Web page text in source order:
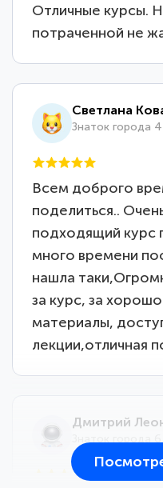
Отличные курсы.
потраченной не
Светлана
Знаток города
Всем доброго
поделиться..
подходящий курс
много времени
нашла
за курс, за
материалы,
лекции,отличная
Дмитрий